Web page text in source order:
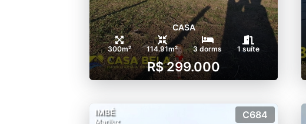
CASA
300m² 114.91m² 3 dorms 1 suíte
R$ 299.000
IMBÉ
Mariluz
C684